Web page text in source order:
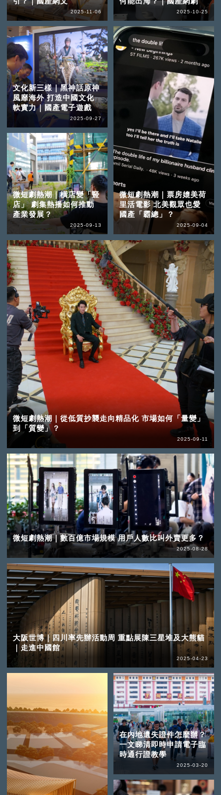
2025-11-06 2025-10-25
文化新三樣｜黑神話原神
風靡海外 打造中國文化
軟實力｜國產電子遊戲
2025-09-27
微短劇熱潮｜橫店變「豎
店」 劇集熱播如何推動
產業發展？
2025-09-13
微短劇熱潮｜從低質抄襲走向精品化 市場如何「量變」
到「質變」？
2025-09-11
微短劇熱潮｜票房媲美荷
里活電影 北美觀眾也愛
國產「霸總」？
2025-09-04
微短劇熱潮｜數百億市場規模 用戶人數比叫外賣更多？
2025-08-28
大阪世博｜四川率先辦活動周 重點展陳三星堆及大熊貓
｜走進中國館
2025-04-23
在內地遺失證件怎麼辦？
一文睇清即時申請電子臨
時通行證教學
2025-03-20